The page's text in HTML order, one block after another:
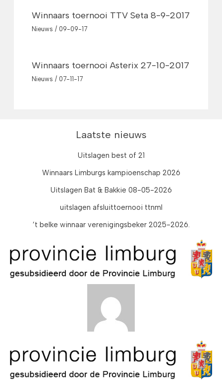
Winnaars toernooi TTV Seta 8-9-2017
Nieuws / 09-09-17
Winnaars toernooi Asterix 27-10-2017
Nieuws / 07-11-17
Laatste nieuws
Uitslagen best of 21
Winnaars Limburgs kampioenschap 2026
Uitslagen Bat & Bakkie 08-05-2026
uitslagen afsluittoernooi ttnml
’t belke winnaar verenigingsbeker 2025-2026.